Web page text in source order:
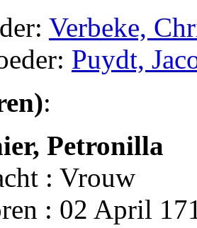
Verbeke,
Puydt,
:
Petronilla
: Vrouw
: 02 April